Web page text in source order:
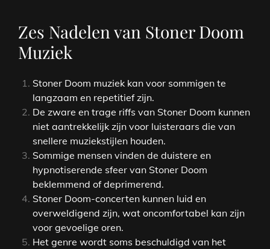
Zes Nadelen van Stoner Doom
Muziek
Stoner Doom muziek kan voor sommigen te
langzaam en repetitief zijn.
De zware en trage riffs van Stoner Doom kunnen
niet aantrekkelijk zijn voor luisteraars die van
snellere muziekstijlen houden.
Sommige mensen vinden de duistere en
hypnotiserende sfeer van Stoner Doom
beklemmend of deprimerend.
Stoner Doom-concerten kunnen luid en
overweldigend zijn, wat oncomfortabel kan zijn
voor gevoelige oren.
Het genre wordt soms beschuldigd van het